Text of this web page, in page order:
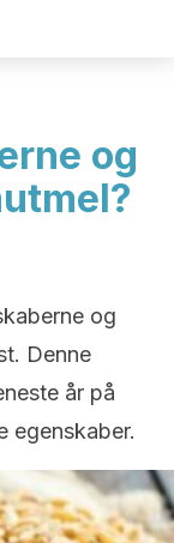
og
og
Denne
år på
egenskaber.